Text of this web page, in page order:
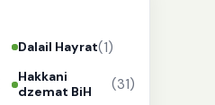
Dalail Hayrat(1)
Hakkani
dzemat BiH
(31)